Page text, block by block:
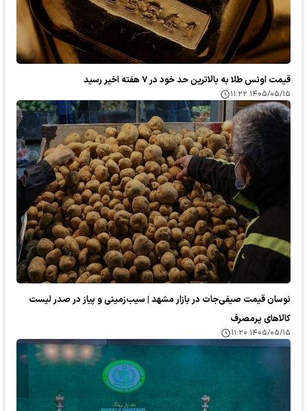
قیمت اونس طلا به بالاترین حد خود در ۷ هفته اخیر رسید
۱۴۰۵/۰۵/۱۵ ۱۱:۲۲
نوسان قیمت صیفی‌جات در بازار مشهد | سیب‌زمینی و پیاز در صدر لیست
کالا‌های پرمصرف
۱۴۰۵/۰۵/۱۵ ۱۱:۲۰